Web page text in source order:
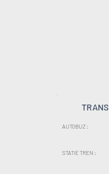
AUTOBUZ :
STATIE TREN :